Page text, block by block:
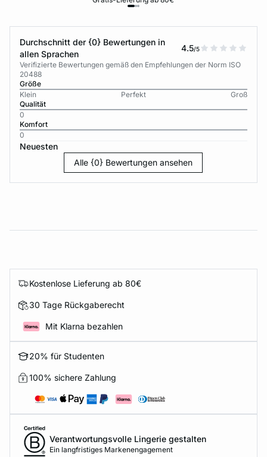
Durchschnitt der {0} Bewertungen in
allen Sprachen
4.5/5
Verifizierte Bewertungen gemäß den Empfehlungen der Norm ISO
20488
Größe
Klein
Perfekt
Groß
Qualität
0
Komfort
0
Neuesten
Alle {0} Bewertungen ansehen
Kostenlose Lieferung ab 80€
30 Tage Rückgaberecht
Mit Klarna bezahlen
20% für Studenten
100% sichere Zahlung
Verantwortungsvolle Lingerie gestalten
Ein langfristiges Markenengagement